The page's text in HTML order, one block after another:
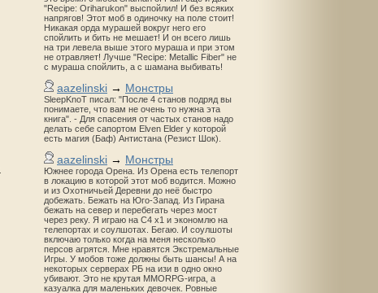
"Recipe: Oriharukon" выспойлил! И без всяких
напрягов! Этот моб в одиночку на поле стоит!
Никакая орда мурашей вокруг него его
спойлить и бить не мешает! И он всего лишь
на три левела выше этого мураша и при этом
не отравляет! Лучше "Recipe: Metallic Fiber" не
с мураша спойлить, а с шамана выбивать!
aazelinski → Монстры
SleepKnoT писал: "После 4 станов подряд вы
понимаете, что вам не очень то нужна эта
книга". - Для спасения от частых станов надо
делать себе сапортом Elven Elder у которой
есть магия (Баф) Антистана (Резист Шок).
aazelinski → Монстры
Южнее города Орена. Из Орена есть телепорт
в локацию в которой этот моб водится. Можно
и из Охотничьей Деревни до неё быстро
добежать. Бежать на Юго-Запад. Из Гирана
бежать на север и перебегать через мост
через реку. Я играю на С4 х1 и экономлю на
телепортах и соулшотах. Бегаю. И соулшоты
включаю только когда на меня несколько
персов агрятся. Мне нравятся Экстремальные
Игры. У мобов тоже должны быть шансы! А на
некоторых серверах РБ на изи в одно окно
убивают. Это не крутая MMORPG-игра, а
казуалка для маленьких девочек. Ровные